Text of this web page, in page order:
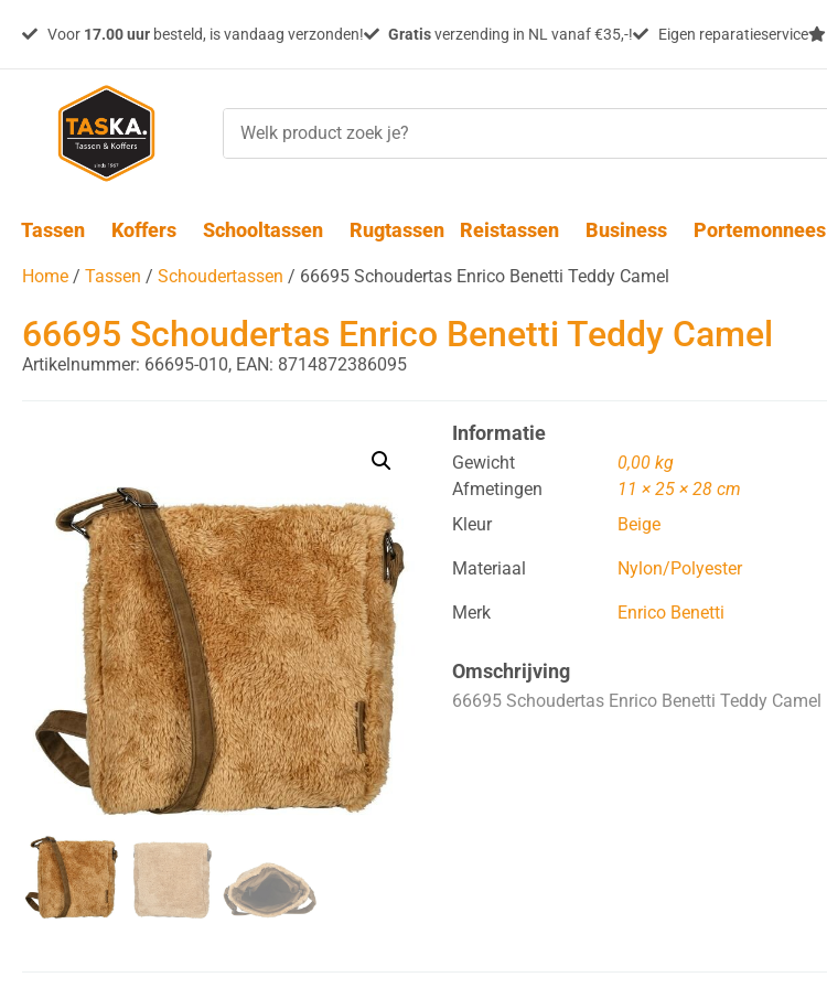
Voor 17.00 uurbesteld, is vandaag verzonden! Gratisverzending in NL vanaf €35,-! Eigen reparatieservice
Tassen Koffers Schooltassen Rugtassen Reistassen Business Portemonnees
Home / Tassen / Schoudertassen / 66695 Schoudertas Enrico Benetti Teddy Camel
66695 Schoudertas Enrico Benetti Teddy Camel
Artikelnummer: 66695-010, EAN: 8714872386095
Informatie
Gewicht
0,00 kg
Afmetingen
11 × 25 × 28 cm
Kleur
Beige
Materiaal Nylon/Polyester
Merk Enrico Benetti
Omschrijving
66695 Schoudertas Enrico Benetti Teddy Camel